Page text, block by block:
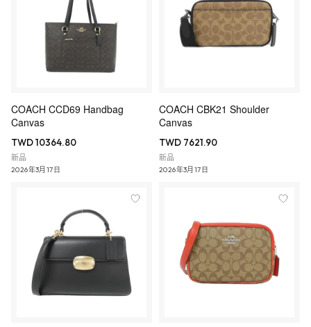
COACH CCD69 Handbag
Canvas
TWD 10364.80
新品
2026年3月17日
COACH CBK21 Shoulder
Canvas
TWD 7621.90
新品
2026年3月17日